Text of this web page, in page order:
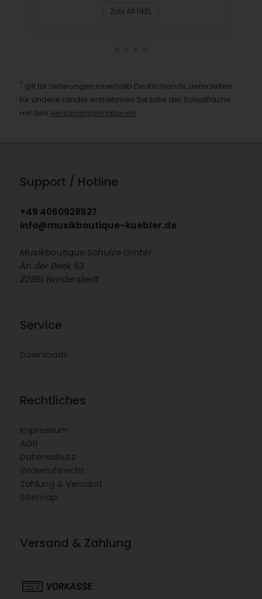
ZUM ARTIKEL
* gilt für Lieferungen innerhalb Deutschlands, Lieferzeiten
für andere Länder entnehmen Sie bitte der Schaltfläche
mit den Versandinformationen
Support / Hotline
+49 4060928527
info@musikboutique-kuebler.de
Musikboutique Schulze GmbH
An der Beek 53
22851 Norderstedt
Service
Downloads
Rechtliches
Impressum
AGB
Datenschutz
Widerrufsrecht
Zahlung & Versand
Sitemap
Versand & Zahlung